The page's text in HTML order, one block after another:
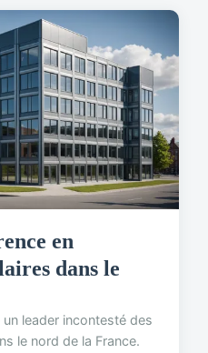
en
dans le
leader incontesté des
le nord de la France.